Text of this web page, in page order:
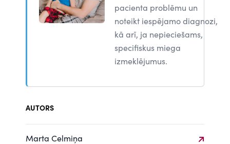
pacienta problēmu un
noteikt iespējamo diagnozi,
kā arī, ja nepieciešams,
specifiskus miega
izmeklējumus.
AUTORS
Marta Celmiņa